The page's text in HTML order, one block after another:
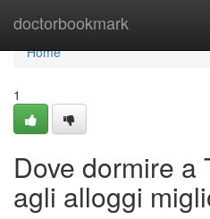
doctorbookmark
Home
Home
1
Dove dormire a
agli alloggi